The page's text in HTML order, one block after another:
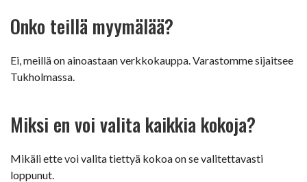
Onko teillä myymälää?
Ei, meillä on ainoastaan verkkokauppa. Varastomme sijaitsee
Tukholmassa.
Miksi en voi valita kaikkia kokoja?
Mikäli ette voi valita tiettyä kokoa on se valitettavasti
loppunut.